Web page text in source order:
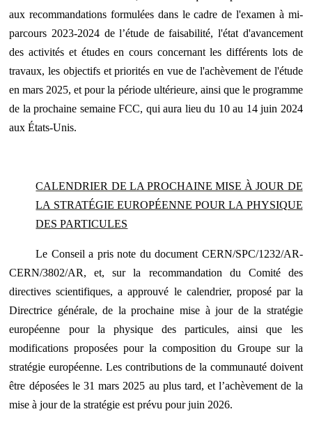
aux recommandations formulées dans le cadre de l'examen à mi-
parcours 2023-2024 de l’étude de faisabilité, l'état d'avancement
des activités et études en cours concernant les différents lots de
travaux, les objectifs et priorités en vue de l'achèvement de l'étude
en mars 2025, et pour la période ultérieure, ainsi que le programme
de la prochaine semaine FCC, qui aura lieu du 10 au 14 juin 2024
aux États-Unis.
CALENDRIER DE LA PROCHAINE MISE À JOUR DE
LA STRATÉGIE EUROPÉENNE POUR LA PHYSIQUE
DES PARTICULES
Le Conseil a pris note du document CERN/SPC/1232/AR-
CERN/3802/AR, et, sur la recommandation du Comité des
directives scientifiques, a approuvé le calendrier, proposé par la
Directrice générale, de la prochaine mise à jour de la stratégie
européenne pour la physique des particules, ainsi que les
modifications proposées pour la composition du Groupe sur la
stratégie européenne. Les contributions de la communauté doivent
être déposées le 31 mars 2025 au plus tard, et l’achèvement de la
mise à jour de la stratégie est prévu pour juin 2026.